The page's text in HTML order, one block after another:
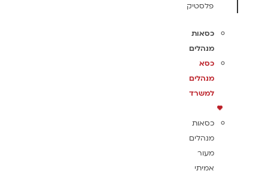
פלסטיק
כסאות
מנהלים
כסא
מנהלים
למשרד
כסאות
מנהלים
מעור
אמיתי